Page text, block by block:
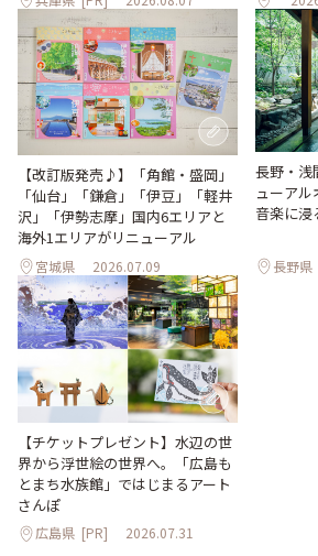
【改訂版発売♪】「角館・盛岡」
「仙台」「鎌倉」「伊豆」「軽井
沢」「伊勢志摩」国内6エリアと
海外1エリアがリニューアル
宮城県 2026.07.09
長野・浅
ューア
音楽に浸
長野県
【チケットプレゼント】水辺の世
界から浮世絵の世界へ。「広島も
とまち水族館」ではじまるアート
さんぽ
広島県 [PR] 2026.07.31